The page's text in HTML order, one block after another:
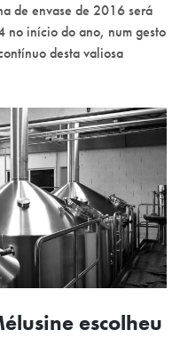
de envase de 2016 será
no início do ano, num gesto
desta valiosa
escolheu